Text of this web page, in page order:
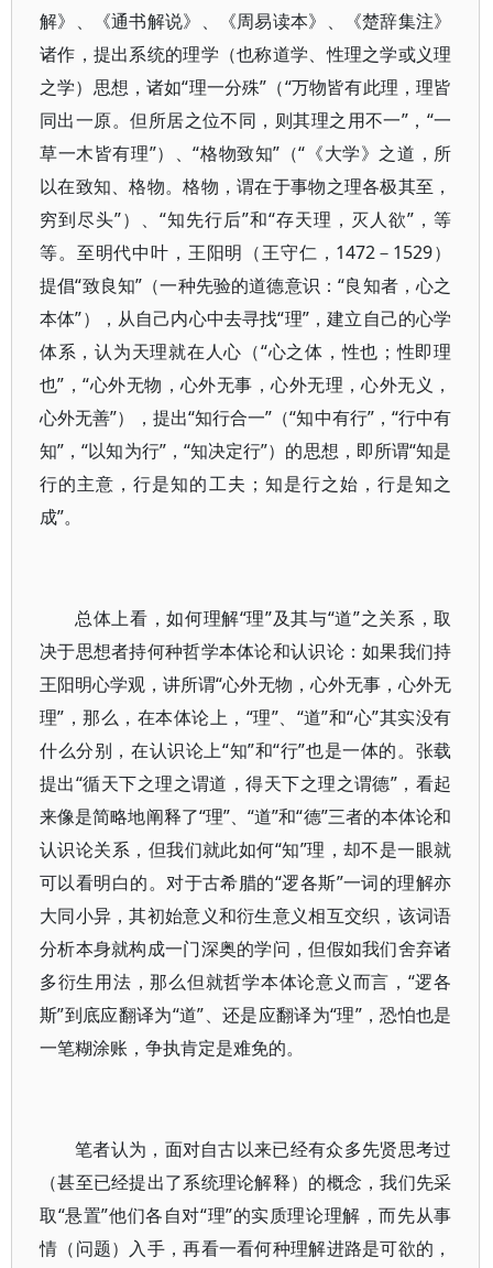
解》、《通书解说》、《周易读本》、《楚辞集注》
诸作，提出系统的理学（也称道学、性理之学或义理
之学）思想，诸如“理一分殊”（“万物皆有此理，理皆
同出一原。但所居之位不同，则其理之用不一”，“一
草一木皆有理”）、“格物致知”（“《大学》之道，所
以在致知、格物。格物，谓在于事物之理各极其至，
穷到尽头”）、“知先行后”和“存天理，灭人欲”，等
等。至明代中叶，王阳明（王守仁，1472－1529）
提倡“致良知”（一种先验的道德意识：“良知者，心之
本体”），从自己内心中去寻找“理”，建立自己的心学
体系，认为天理就在人心（“心之体，性也；性即理
也”，“心外无物，心外无事，心外无理，心外无义，
心外无善”），提出“知行合一”（“知中有行”，“行中有
知”，“以知为行”，“知决定行”）的思想，即所谓“知是
行的主意，行是知的工夫；知是行之始，行是知之
成”。
总体上看，如何理解“理”及其与“道”之关系，取
决于思想者持何种哲学本体论和认识论：如果我们持
王阳明心学观，讲所谓“心外无物，心外无事，心外无
理”，那么，在本体论上，“理”、“道”和“心”其实没有
什么分别，在认识论上“知”和“行”也是一体的。张载
提出“循天下之理之谓道，得天下之理之谓德”，看起
来像是简略地阐释了“理”、“道”和“德”三者的本体论和
认识论关系，但我们就此如何“知”理，却不是一眼就
可以看明白的。对于古希腊的“逻各斯”一词的理解亦
大同小异，其初始意义和衍生意义相互交织，该词语
分析本身就构成一门深奥的学问，但假如我们舍弃诸
多衍生用法，那么但就哲学本体论意义而言，“逻各
斯”到底应翻译为“道”、还是应翻译为“理”，恐怕也是
一笔糊涂账，争执肯定是难免的。
笔者认为，面对自古以来已经有众多先贤思考过
（甚至已经提出了系统理论解释）的概念，我们先采
取“悬置”他们各自对“理”的实质理论理解，而先从事
情（问题）入手，再看一看何种理解进路是可欲的，